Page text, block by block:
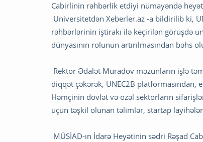
Cabirlinin rəhbərlik etdiyi nümayəndə
Universitetdən Xeberler.az -a bildirilib ki,
rəhbərlərinin iştirakı ilə keçirilən görüşdə
dünyasının rolunun artırılmasından bəhs
Rektor Ədalət Muradov məzunların işlə
diqqət çəkərək, UNEC2B platformasından,
Həmçinin dövlət və özəl sektorların
üçün təşkil olunan təlimlər, startap
MÜSİAD-ın İdarə Heyətinin sədri Rəşad